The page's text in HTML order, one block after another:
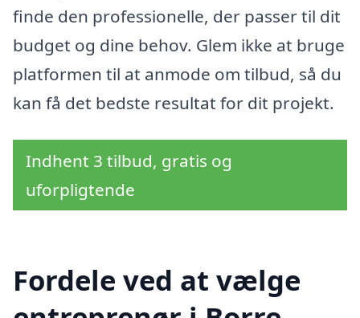
finde den professionelle, der passer til dit
budget og dine behov. Glem ikke at bruge
platformen til at anmode om tilbud, så du
kan få det bedste resultat for dit projekt.
Indhent 3 tilbud, gratis og
uforpligtende
Fordele ved at vælge